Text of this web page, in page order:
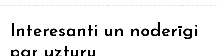
Interesanti un noderīgi